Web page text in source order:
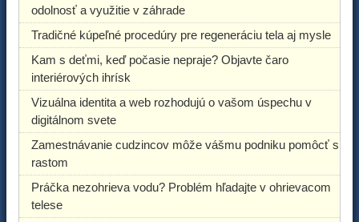
odolnosť a využitie v záhrade
Tradičné kúpeľné procedúry pre regeneráciu tela aj mysle
Kam s deťmi, keď počasie nepraje? Objavte čaro
interiérových ihrísk
Vizuálna identita a web rozhodujú o vašom úspechu v
digitálnom svete
Zamestnávanie cudzincov môže vášmu podniku pomôcť s
rastom
Práčka nezohrieva vodu? Problém hľadajte v ohrievacom
telese